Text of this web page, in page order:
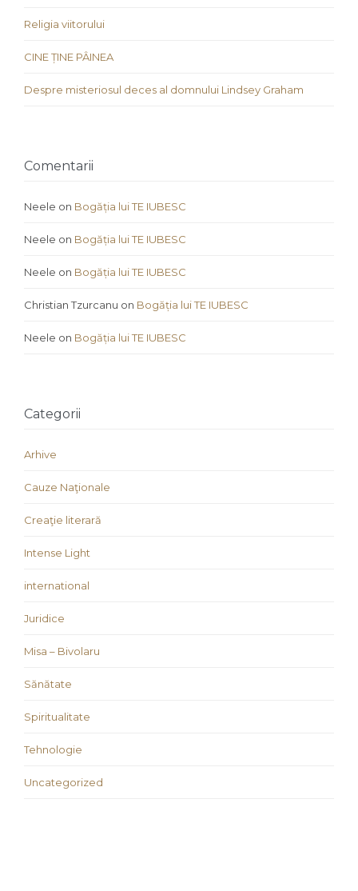
Religia viitorului
CINE ȚINE PÂINEA
Despre misteriosul deces al domnului Lindsey Graham
Comentarii
Neele on Bogăția lui TE IUBESC
Neele on Bogăția lui TE IUBESC
Neele on Bogăția lui TE IUBESC
Christian Tzurcanu on Bogăția lui TE IUBESC
Neele on Bogăția lui TE IUBESC
Categorii
Arhive
Cauze Naţionale
Creaţie literară
Intense Light
international
Juridice
Misa – Bivolaru
Sănătate
Spiritualitate
Tehnologie
Uncategorized